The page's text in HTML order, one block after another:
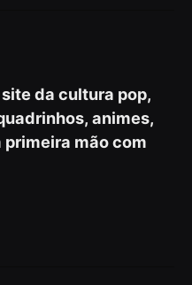
da cultura pop,
animes,
primeira mão com